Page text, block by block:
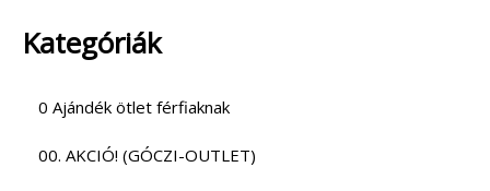
Kategóriák
0 Ajándék ötlet férfiaknak
00. AKCIÓ! (GÓCZI-OUTLET)